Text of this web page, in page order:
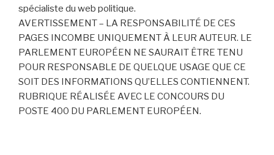
spécialiste du web politique.
AVERTISSEMENT – LA RESPONSABILITÉ DE CES
PAGES INCOMBE UNIQUEMENT À LEUR AUTEUR. LE
PARLEMENT EUROPÉEN NE SAURAIT ÊTRE TENU
POUR RESPONSABLE DE QUELQUE USAGE QUE CE
SOIT DES INFORMATIONS QU’ELLES CONTIENNENT.
RUBRIQUE RÉALISÉE AVEC LE CONCOURS DU
POSTE 400 DU PARLEMENT EUROPÉEN.